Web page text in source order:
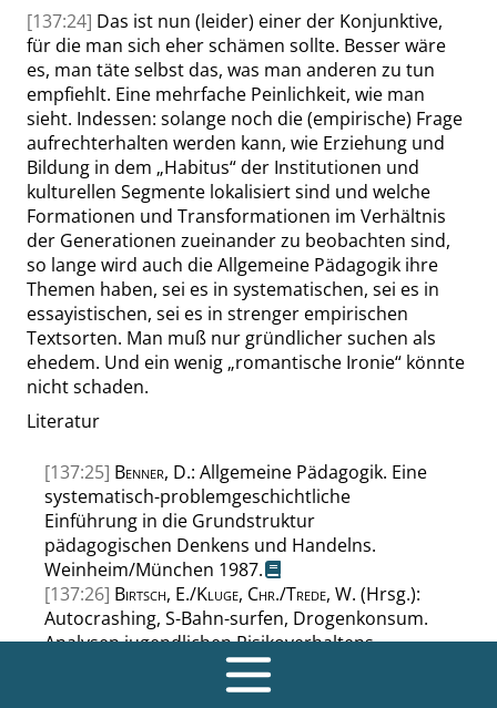
[137:24] Das ist nun (leider) einer der Konjunktive,
für die man sich eher schämen sollte. Besser wäre
es, man täte selbst das, was man anderen zu tun
empfiehlt. Eine mehrfache Peinlichkeit, wie man
sieht. Indessen: solange noch die (empirische) Frage
aufrechterhalten werden kann, wie Erziehung und
Bildung in dem „Habitus“der Institutionen und
kulturellen Segmente lokalisiert sind und welche
Formationen und Transformationen im Verhältnis
der Generationen zueinander zu beobachten sind,
so lange wird auch die Allgemeine Pädagogik ihre
Themen haben, sei es in systematischen, sei es in
essayistischen, sei es in strenger empirischen
Textsorten. Man muß nur gründlicher suchen als
ehedem. Und ein wenig „romantische Ironie“ könnte
nicht schaden.
Literatur
[137:25] Benner, D.: Allgemeine Pädagogik. Eine
systematisch-problemgeschichtliche
Einführung in die Grundstruktur
pädagogischen Denkens und Handelns.
Weinheim/München 1987.
[137:26] Birtsch, E./Kluge, Chr./Trede, W. (Hrsg.):
Autocrashing, S-Bahn-surfen, Drogenkonsum.
Analysen jugendlichen Risikoverhaltens.
Frankfurt a. M. 1993 (IGfH-Eigenverlag).
, H.: Die Geschichte der